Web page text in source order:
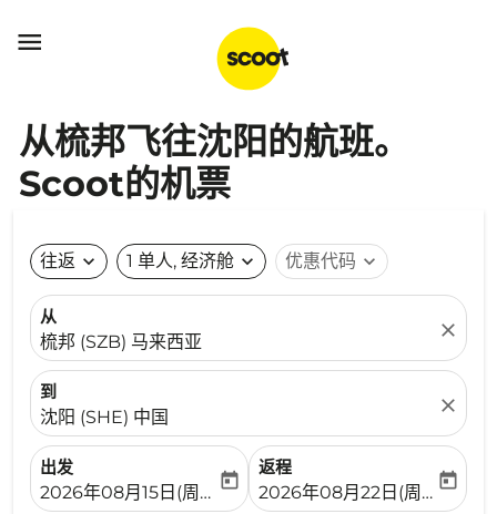

从梳邦飞往沈阳的航班。
Scoot的机票
往返 expand_more 1 单人, 经济舱 expand_more 优惠代码 expand_more
从
梳邦 (SZB) 马来西亚
close
到
沈阳 (SHE) 中国
close
出发
fc-booking-departure-date-aria-label
2026年08月15日(周六)
today
返程
fc-booking-return-date-
2026年08月22日(周六)
today